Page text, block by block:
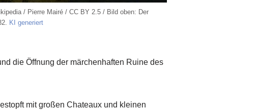
/ Pierre Mairé / CC BY 2.5 / Bild oben: Der
KI generiert
die Öffnung der märchenhaften Ruine des
mit großen Chateaux und kleinen